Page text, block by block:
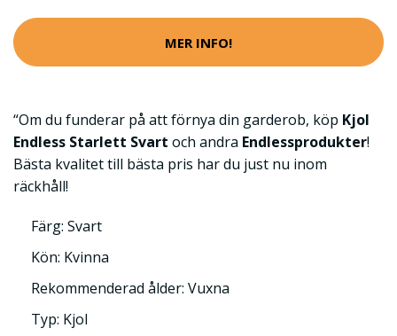
MER INFO!
“Om du funderar på att förnya din garderob, köp Kjol
Endless Starlett Svart och andra Endlessprodukter!
Bästa kvalitet till bästa pris har du just nu inom
räckhåll!
Färg: Svart
Kön: Kvinna
Rekommenderad ålder: Vuxna
Typ: Kjol